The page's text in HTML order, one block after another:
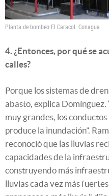
Planta de bombeo El Caracol. Conagua
4. ¿Entonces, por qué se
calles?
Porque los sistemas de
abasto, explica Domínguez.
muy grandes, los
produce la inundación”.
reconoció que las lluvias
capacidades de la
construyendo más
lluvias cada vez más